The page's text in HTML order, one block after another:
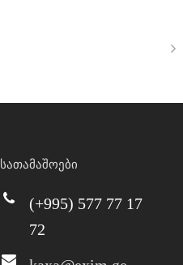
სათამაშოები
(+995) 577 77 17
72